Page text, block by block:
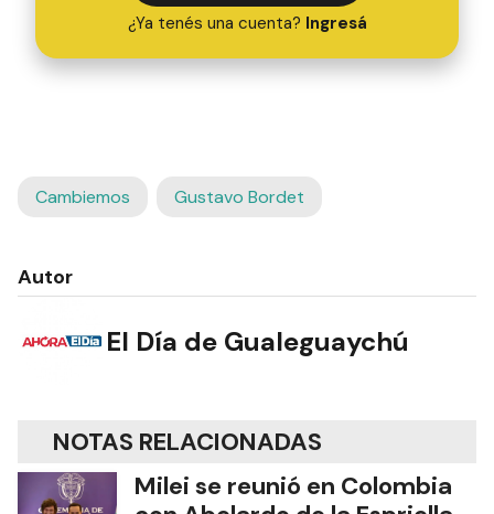
¿Ya tenés una cuenta? Ingresá
Cambiemos Gustavo Bordet
Autor
El Día de Gualeguaychú
NOTAS RELACIONADAS
Milei se reunió en Colombia